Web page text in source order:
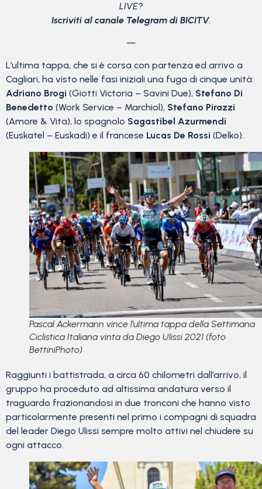
LIVE?
Iscriviti al canale Telegram di BICITV.
—
L’ultima tappa, che si è corsa con partenza ed arrivo a
Cagliari, ha visto nelle fasi iniziali una fuga di cinque unità:
Adriano Brogi (Giotti Victoria – Savini Due), Stefano Di
Benedetto (Work Service – Marchiol), Stefano Pirazzi
(Amore & Vita), lo spagnolo Sagastibel Azurmendi
(Euskatel – Euskadi) e il francese Lucas De Rossi (Delko).
Pascal Ackermann vince l’ultima tappa della Settimana
Ciclistica Italiana vinta da Diego Ulissi 2021 (foto
BettiniPhoto)
Raggiunti i battistrada, a circa 60 chilometri dall’arrivo, il
gruppo ha proceduto ad altissima andatura verso il
traguardo frazionandosi in due tronconi che hanno visto
particolarmente presenti nel primo i compagni di squadra
del leader Diego Ulissi sempre molto attivi nel chiudere su
ogni attacco.